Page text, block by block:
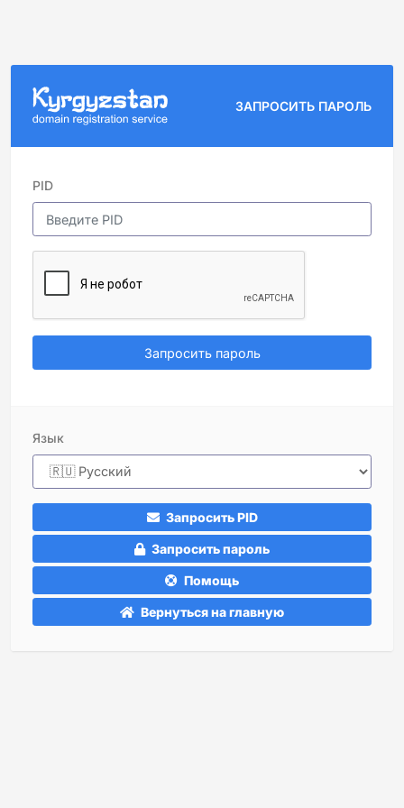
ЗАПРОСИТЬ ПАРОЛЬ
PID
Запросить пароль
Язык
Запросить PID
Запросить пароль
Помощь
Вернуться на главную